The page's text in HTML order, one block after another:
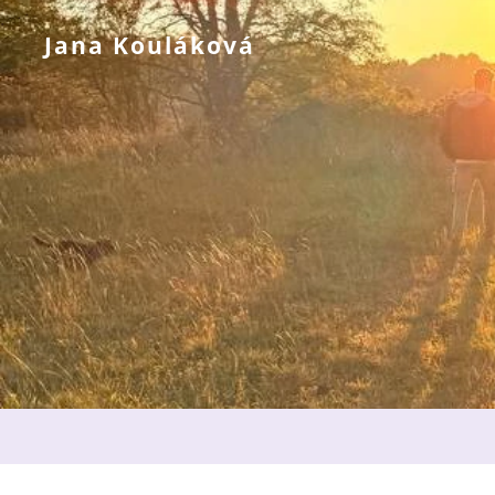
Jana Kouláková